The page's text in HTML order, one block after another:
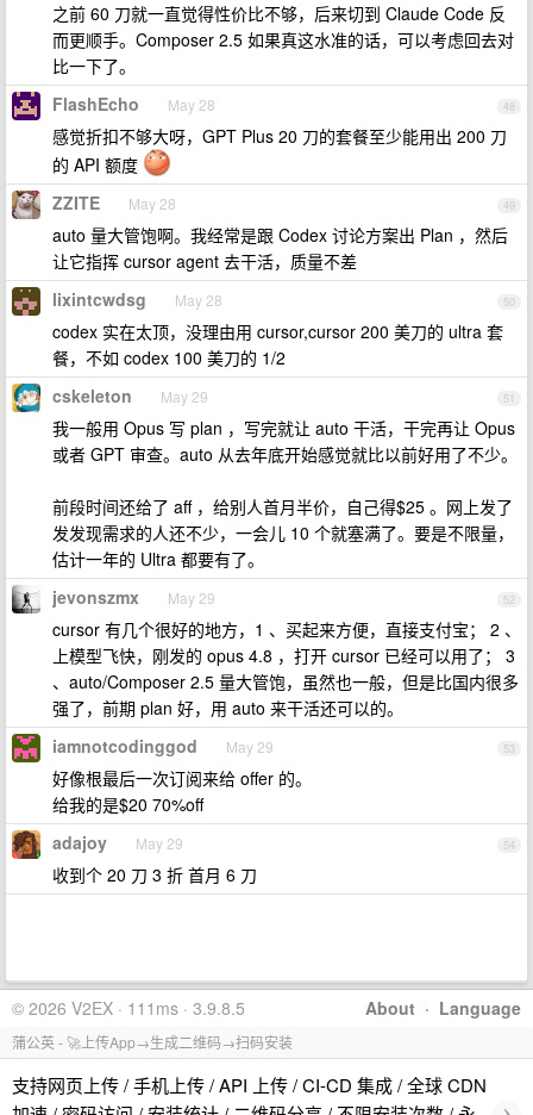
之前 60 刀就一直觉得性价比不够，后来切到 Claude Code 反
而更顺手。Composer 2.5 如果真这水准的话，可以考虑回去对
比一下了。
48
FlashEcho May 28
感觉折扣不够大呀，GPT Plus 20 刀的套餐至少能用出 200 刀
的 API 额度
49
ZZITE May 28
auto 量大管饱啊。我经常是跟 Codex 讨论方案出 Plan ，然后
让它指挥 cursor agent 去干活，质量不差
50
lixintcwdsg May 28
codex 实在太顶，没理由用 cursor,cursor 200 美刀的 ultra 套
餐，不如 codex 100 美刀的 1/2
51
cskeleton May 29
我一般用 Opus 写 plan ，写完就让 auto 干活，干完再让 Opus
或者 GPT 审查。auto 从去年底开始感觉就比以前好用了不少。
前段时间还给了 aff ，给别人首月半价，自己得$25 。网上发了
发发现需求的人还不少，一会儿 10 个就塞满了。要是不限量，
估计一年的 Ultra 都要有了。
52
jevonszmx May 29
cursor 有几个很好的地方，1 、买起来方便，直接支付宝； 2 、
上模型飞快，刚发的 opus 4.8 ，打开 cursor 已经可以用了； 3
、auto/Composer 2.5 量大管饱，虽然也一般，但是比国内很多
强了，前期 plan 好，用 auto 来干活还可以的。
53
iamnotcodinggod May 29
好像根最后一次订阅来给 offer 的。
给我的是$20 70%off
54
adajoy May 29
收到个 20 刀 3 折 首月 6 刀
About · Language
© 2026 V2EX · 111ms · 3.9.8.5
蒲公英 - 🚀上传App→生成二维码→扫码安装
支持网页上传 / 手机上传 / API 上传 / CI-CD 集成 / 全球 CDN